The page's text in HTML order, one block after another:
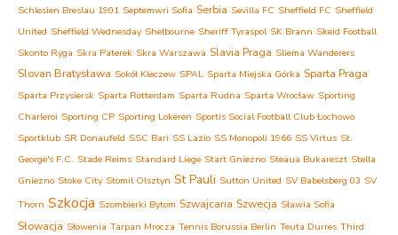
Schlesien Breslau 1901 Septemwri Sofia Serbia Sevilla FC Sheffield FC Sheffield
United Sheffield Wednesday Shelbourne Sheriff Tyraspol SK Brann Skeid Football
Skonto Ryga Skra Paterek Skra Warszawa Slavia Praga Sliema Wanderers
Slovan Bratysława Sokół Kleczew SPAL Sparta Miejska Górka Sparta Praga
Sparta Przysiersk Sparta Rotterdam Sparta Rudna Sparta Wrocław Sporting
Charleroi Sporting CP Sporting Lokeren Sportis Social Football Club Łochowo
Sportklub SR Donaufeld SSC Bari SS Lazio SS Monopoli 1966 SS Virtus St.
George's F.C. Stade Reims Standard Liege Start Gniezno Steaua Bukareszt Stella
Gniezno Stoke City Stomil Olsztyn St Pauli Sutton United SV Babelsberg 03 SV
Thorn Szkocja Szombierki Bytom Szwajcaria Szwecja Sławia Sofia
Słowacja Słowenia Tarpan Mrocza Tennis Borussia Berlin Teuta Durres Third